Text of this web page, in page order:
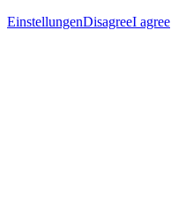
EinstellungenDisagreeI agree